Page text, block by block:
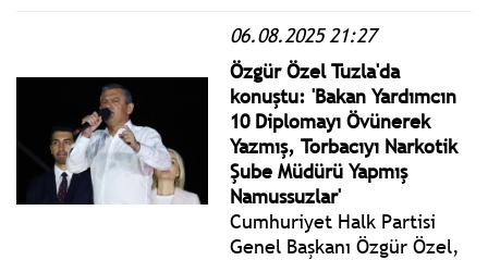
geçen hafta dinleyiciyle
buluşan şarkı, canlı
versiyonuyla 8 Ağustos’ta
müzikseverlerle buluşacak.
06.08.2025 21:27
Özgür Özel Tuzla'da
konuştu: 'Bakan Yardımcın
10 Diplomayı Övünerek
Yazmış, Torbacıyı Narkotik
Şube Müdürü Yapmış
Namussuzlar'
Cumhuriyet Halk Partisi
Genel Başkanı Özgür Özel,